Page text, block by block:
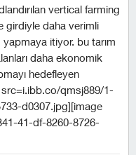
vertical farming
girdiyle daha verimli
itiyor. bu tarım
daha ekonomik
hedefleyen
src=i.ibb.co/qmsj889/1-
d0307.jpg][image
41-df-8260-8726-